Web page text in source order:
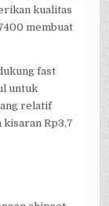
kualitas
membuat
fast
untuk
relatif
kisaran Rp3,7